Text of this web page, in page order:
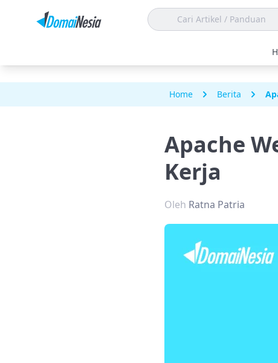
Home Berita
Apache
Kerja
Oleh Ratna Patria